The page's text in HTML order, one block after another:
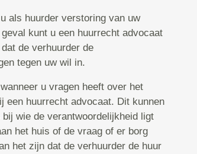
als huurder verstoring van uw
kunt u een huurrecht advocaat
de verhuurder de
tegen uw wil in.
u vragen heeft over het
een huurrecht advocaat. Dit kunnen
wie de verantwoordelijkheid ligt
het huis of de vraag of er borg
het zijn dat de verhuurder de huur